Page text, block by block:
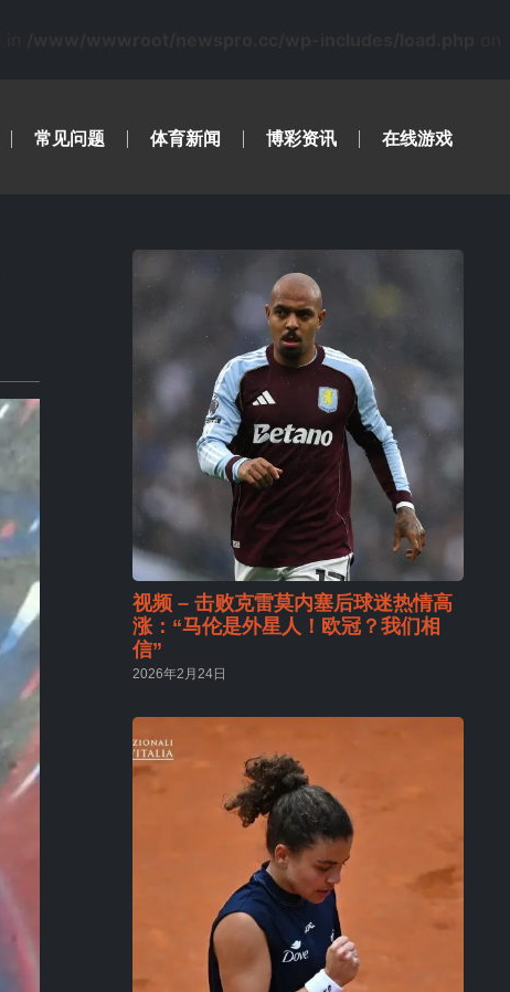
常见问题 体育新闻 博彩资讯 在线游戏
视频 – 击败克雷莫内塞后球迷热情高
涨：“马伦是外星人！欧冠？我们相
信”
2026年2月24日